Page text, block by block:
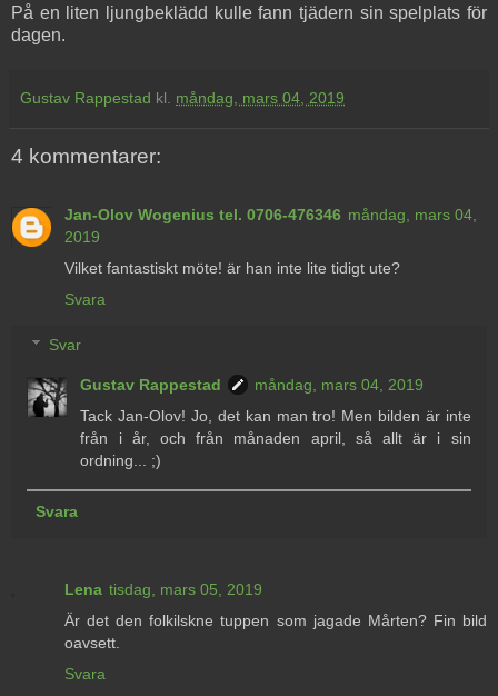
På en liten ljungbeklädd kulle fann tjädern sin spelplats för
dagen.
Gustav Rappestad kl. måndag, mars 04, 2019
4 kommentarer:
Jan-Olov Wogenius tel. 0706-476346 måndag, mars 04,
2019
Vilket fantastiskt möte! är han inte lite tidigt ute?
Svara
Svar
Gustav Rappestad
måndag, mars 04, 2019
Tack Jan-Olov! Jo, det kan man tro! Men bilden är inte
från i år, och från månaden april, så allt är i sin
ordning... ;)
Svara
Lena tisdag, mars 05, 2019
Är det den folkilskne tuppen som jagade Mårten? Fin bild
oavsett.
Svara